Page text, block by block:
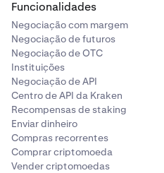
Funcionalidades
Negociação com margem
Negociação de futuros
Negociação de OTC
Instituições
Negociação de API
Centro de API da Kraken
Recompensas de staking
Enviar dinheiro
Compras recorrentes
Comprar criptomoeda
Vender criptomoedas